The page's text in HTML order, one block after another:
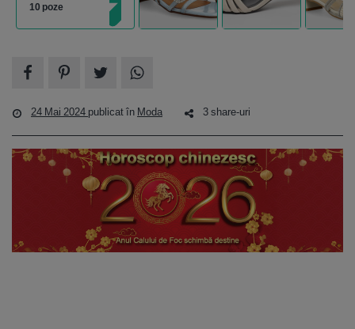
10 poze
24 Mai 2024 publicat în Moda 3 share-uri